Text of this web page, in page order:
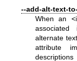
--add-alt-text-
When an
alternate
attribute